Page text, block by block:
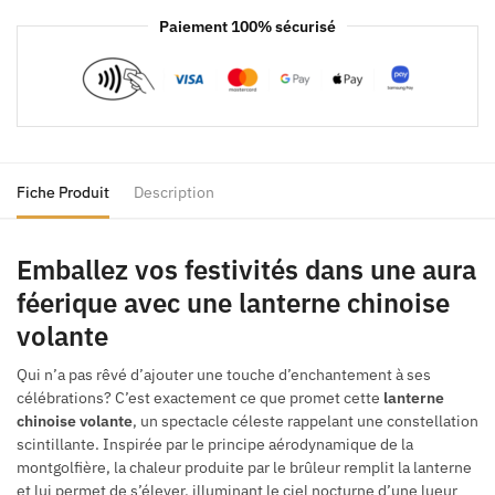
Paiement 100% sécurisé
Fiche Produit Description
Emballez vos festivités dans une aura
féerique avec une lanterne chinoise
volante
Qui n’a pas rêvé d’ajouter une touche d’enchantement à ses
célébrations? C’est exactement ce que promet cette lanterne
chinoise volante, un spectacle céleste rappelant une constellation
scintillante. Inspirée par le principe aérodynamique de la
montgolfière, la chaleur produite par le brûleur remplit la lanterne
et lui permet de s’élever, illuminant le ciel nocturne d’une lueur